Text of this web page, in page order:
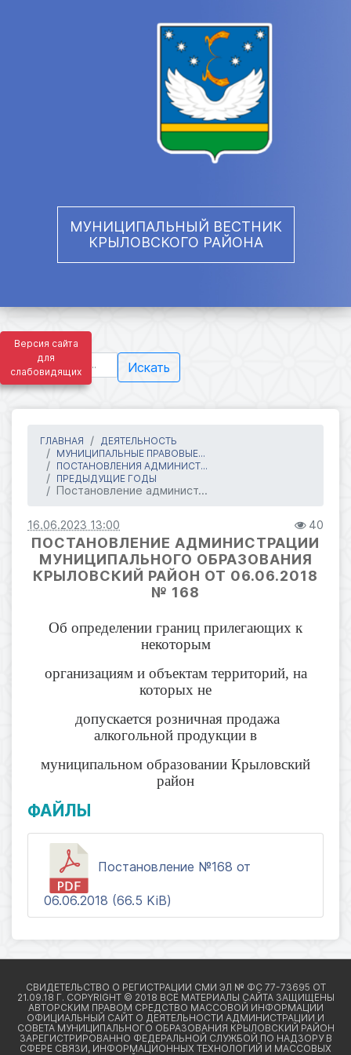
Версия сайта
для
слабовидящих
МУНИЦИПАЛЬНЫЙ ВЕСТНИК
КРЫЛОВСКОГО РАЙОНА
Искать
ГЛАВНАЯ
ДЕЯТЕЛЬНОСТЬ
МУНИЦИПАЛЬНЫЕ ПРАВОВЫЕ...
ПОСТАНОВЛЕНИЯ АДМИНИСТ...
ПРЕДЫДУЩИЕ ГОДЫ
Постановление админист...
16.06.2023 13:00 40
ПОСТАНОВЛЕНИЕ АДМИНИСТРАЦИИ
МУНИЦИПАЛЬНОГО ОБРАЗОВАНИЯ
КРЫЛОВСКИЙ РАЙОН ОТ 06.06.2018
№ 168
Об определении границ прилегающих к
некоторым
организациям и объектам территорий, на
которых не
допускается розничная продажа
алкогольной продукции в
муниципальном образовании Крыловский
район
ФАЙЛЫ
Постановление №168 от
06.06.2018 (66.5 KiB)